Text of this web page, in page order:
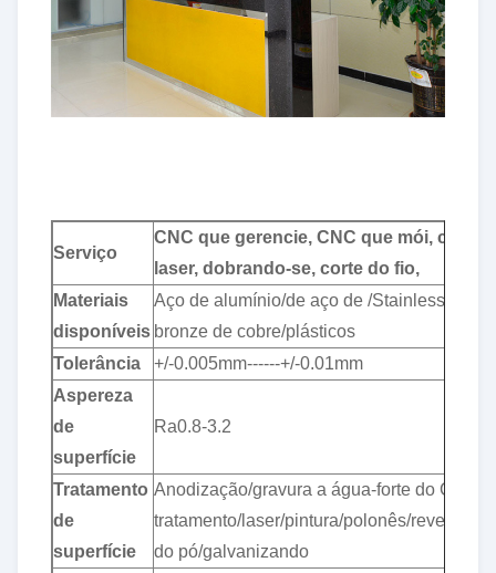
Serviço
CNC que gerencie, CNC que mói, corte
laser, dobrando-se, corte do fio,
Materiais
disponíveis
Aço de alumínio/de aço de /Stainless/de
bronze de cobre/plásticos
Tolerância
+/-0.005mm------+/-0.01mm
Aspereza
de
superfície
Ra0.8-3.2
Tratamento
de
superfície
Anodização/gravura a água-forte do Calor-
tratamento/laser/pintura/polonês/
do pó/galvanizando